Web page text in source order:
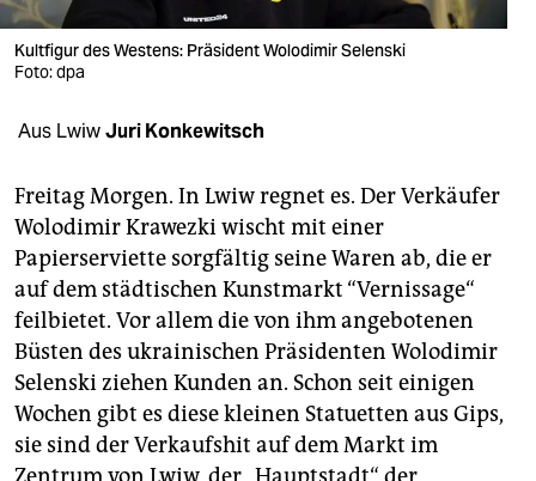
verlag
verlag
veranstaltungen
fragen & hilfe
unterstützen
abo
genossenschaft
epaper login
Kultfigur des Westens: Präsident Wolodimir Selenski
Foto: dpa
Aus LwiwJuri Konkewitsch
Freitag Morgen. In Lwiw regnet es. Der Verkäufer
Wolodimir Krawezki wischt mit einer
Papierserviette sorgfältig seine Waren ab, die er
auf dem städtischen Kunstmarkt “Vernissage“
feilbietet. Vor allem die von ihm angebotenen
Büsten des ukrainischen Präsidenten Wolodimir
Selenski ziehen Kunden an. Schon seit einigen
Wochen gibt es diese kleinen Statuetten aus Gips,
sie sind der Verkaufshit auf dem Markt im